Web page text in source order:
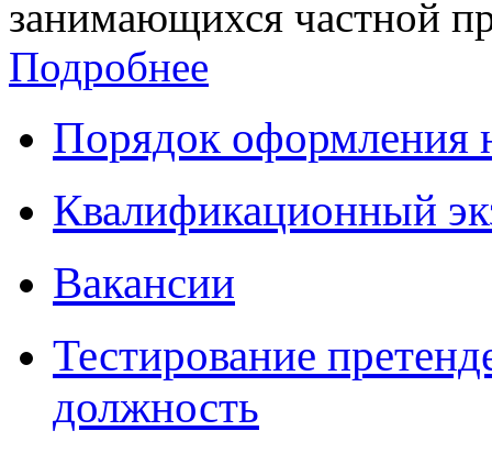
занимающихся частной
Подробнее
Порядок оформления
Квалификационный
Вакансии
Тестирование
должность